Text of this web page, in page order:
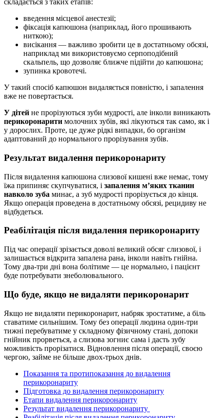
складається з таких етапів:
введення місцевої анестезії;
фіксація капюшона (наприклад, його прошивають
ниткою);
висікання — важливо зробити це в достатньому обсязі,
наприклад ми використовуємо серпоподібний
скальпель, що дозволяє ближче підійти до капюшона;
зупинка кровотечі.
У такий спосіб капюшон видаляється повністю, і запалення
вже не повертається.
У дітей не прорізуються зуби мудрості, але інколи виникають
перикоронарити молочних зубів, які лікуються так само, як і
у дорослих. Проте, це дуже рідкі випадки, бо організм
адаптований до нормального прорізування зубів.
Результат видалення перикоронариту
Після видалення капюшона слизової кишені вже немає, тому
їжа припиняє скупчуватися, і запалення м’яких тканин
навколо зуба минає, а зуб мудрості прорізується до кінця.
Якщо операція проведена в достатньому обсязі, рецидиву не
відбудеться.
Реабілітація після видалення перикоронариту
Під час операції зрізається доволі великий обсяг слизової, і
залишається відкрита запалена рана, інколи навіть гнійна.
Тому два-три дні вона болітиме — це нормально, і пацієнт
буде потребувати знеболювального.
Що буде, якщо не видаляти перикоронарит
Якщо не видаляти перикоронарит, набряк зростатиме, а біль
ставатиме сильнішим. Тому без операції людина один-три
тижні перебуватиме у складному фізичному стані, допоки
гнійник прорветься, а слизова зогниє сама і дасть зубу
можливість прорізатися. Відновлення після операції, своєю
чергою, займе не більше двох-трьох днів.
Показання та протипоказання до видалення
перикоронариту
Підготовка до видалення перикоронариту
Етапи видалення перикоронариту
Результат видалення перикоронариту